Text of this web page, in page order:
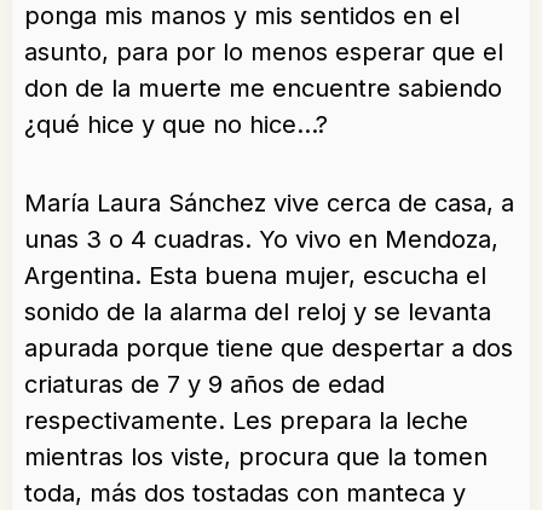
ponga mis manos y mis sentidos en el
asunto, para por lo menos esperar que el
don de la muerte me encuentre sabiendo
¿qué hice y que no hice…?
María Laura Sánchez vive cerca de casa, a
unas 3 o 4 cuadras. Yo vivo en Mendoza,
Argentina. Esta buena mujer, escucha el
sonido de la alarma del reloj y se levanta
apurada porque tiene que despertar a dos
criaturas de 7 y 9 años de edad
respectivamente. Les prepara la leche
mientras los viste, procura que la tomen
toda, más dos tostadas con manteca y